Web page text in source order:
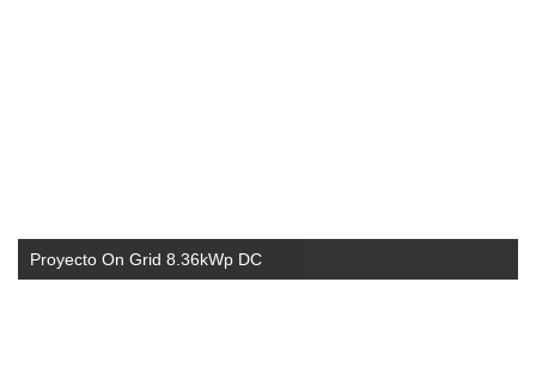
Proyecto On Grid 8.36kWp DC